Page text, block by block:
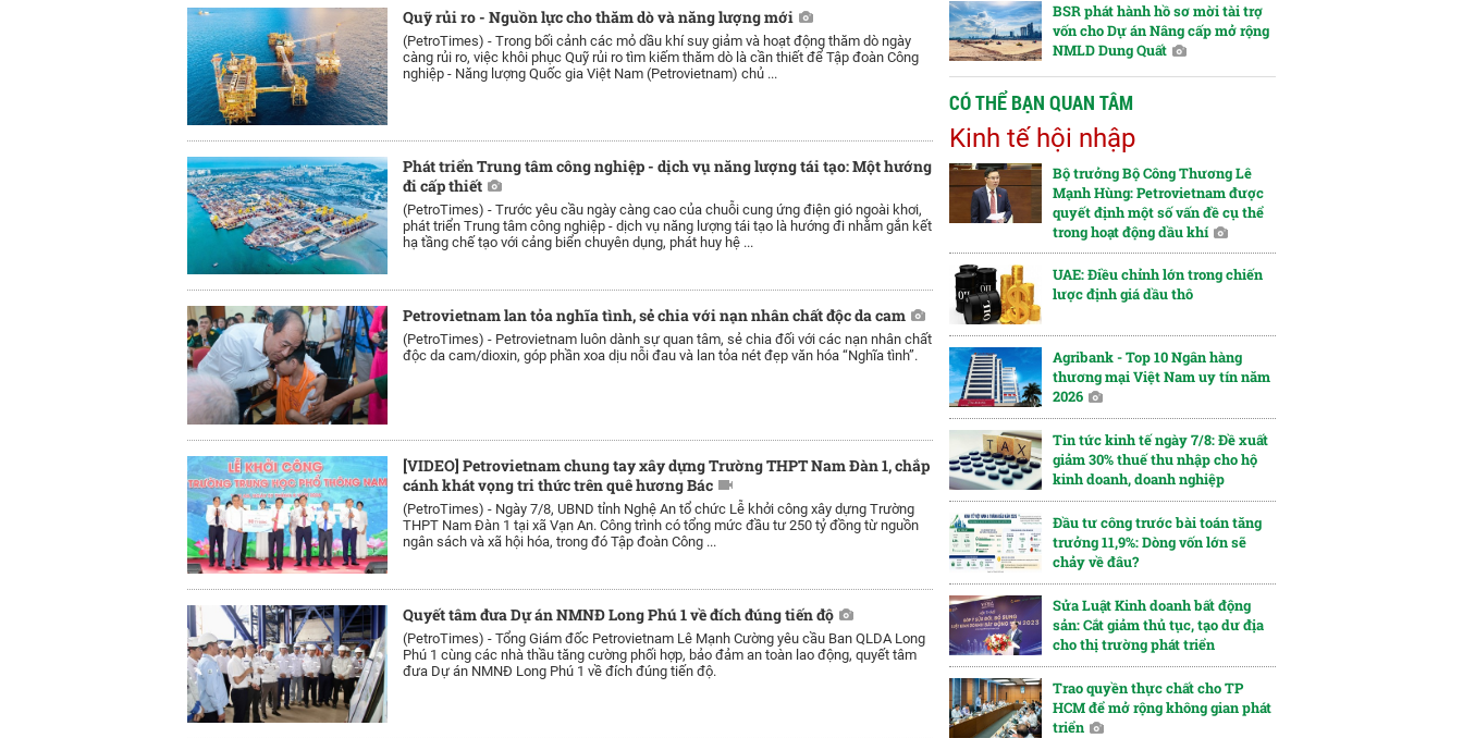
Quỹ rủi ro - Nguồn lực cho thăm dò và năng lượng mới
(PetroTimes) - Trong bối cảnh các mỏ dầu khí suy giảm và hoạt động thăm dò ngày
càng rủi ro, việc khôi phục Quỹ rủi ro tìm kiếm thăm dò là cần thiết để Tập đoàn Công
nghiệp - Năng lượng Quốc gia Việt Nam (Petrovietnam) chủ ...
Phát triển Trung tâm công nghiệp - dịch vụ năng lượng tái tạo: Một hướng
đi cấp thiết
(PetroTimes) - Trước yêu cầu ngày càng cao của chuỗi cung ứng điện gió ngoài khơi,
phát triển Trung tâm công nghiệp - dịch vụ năng lượng tái tạo là hướng đi nhằm gắn kết
hạ tầng chế tạo với cảng biển chuyên dụng, phát huy hệ ...
Petrovietnam lan tỏa nghĩa tình, sẻ chia với nạn nhân chất độc da cam
(PetroTimes) - Petrovietnam luôn dành sự quan tâm, sẻ chia đối với các nạn nhân chất
độc da cam/dioxin, góp phần xoa dịu nỗi đau và lan tỏa nét đẹp văn hóa “Nghĩa tình”.
[VIDEO] Petrovietnam chung tay xây dựng Trường THPT Nam Đàn 1, chắp
cánh khát vọng tri thức trên quê hương Bác
(PetroTimes) - Ngày 7/8, UBND tỉnh Nghệ An tổ chức Lễ khởi công xây dựng Trường
THPT Nam Đàn 1 tại xã Vạn An. Công trình có tổng mức đầu tư 250 tỷ đồng từ nguồn
ngân sách và xã hội hóa, trong đó Tập đoàn Công ...
Quyết tâm đưa Dự án NMNĐ Long Phú 1 về đích đúng tiến độ
(PetroTimes) - Tổng Giám đốc Petrovietnam Lê Mạnh Cường yêu cầu Ban QLDA Long
Phú 1 cùng các nhà thầu tăng cường phối hợp, bảo đảm an toàn lao động, quyết tâm
đưa Dự án NMNĐ Long Phú 1 về đích đúng tiến độ.
BSR phát hành hồ sơ mời tài trợ
vốn cho Dự án Nâng cấp mở rộng
NMLD Dung Quất
CÓ THỂ BẠN QUAN TÂM
Kinh tế hội nhập
Bộ trưởng Bộ Công Thương Lê
Mạnh Hùng: Petrovietnam được
quyết định một số vấn đề cụ thể
trong hoạt động dầu khí
UAE: Điều chỉnh lớn trong chiến
lược định giá dầu thô
Agribank - Top 10 Ngân hàng
thương mại Việt Nam uy tín năm
2026
Tin tức kinh tế ngày 7/8: Đề xuất
giảm 30% thuế thu nhập cho hộ
kinh doanh, doanh nghiệp
Đầu tư công trước bài toán tăng
trưởng 11,9%: Dòng vốn lớn sẽ
chảy về đâu?
Sửa Luật Kinh doanh bất động
sản: Cắt giảm thủ tục, tạo dư địa
cho thị trường phát triển
Trao quyền thực chất cho TP
HCM để mở rộng không gian phát
triển